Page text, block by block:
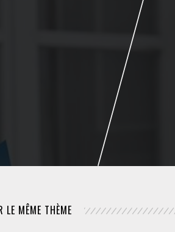
POLICE / MAINTIEN DE L'ORDRE
PROCÉDURE CIVILE
LE MÊME THÈME